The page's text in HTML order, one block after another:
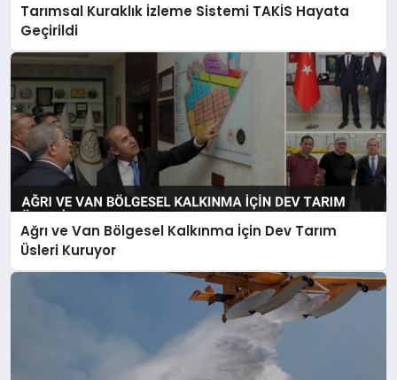
Tarımsal Kuraklık İzleme Sistemi TAKİS Hayata
Geçirildi
Ağrı ve Van Bölgesel Kalkınma İçin Dev Tarım
Üsleri Kuruyor